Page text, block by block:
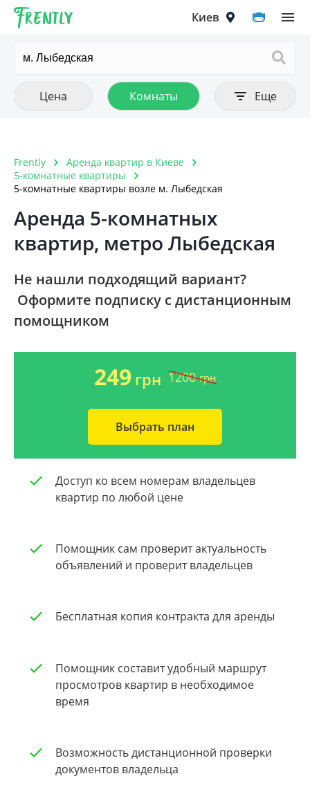
Frently Киев
Выберите город
Киев
Ирпень
Петропавловская Борщаговка
Софиевская Борщаговка
Крюковщина
Чайки
Ворзель
Цена
Цена Очистить все
Цена от
Комнаты
Количество комнат Очистить
1 комнатная
5 комнатная и больше
Еще
Фильтры Очистить все
Тип аренды
Тип постройки
Дореволюционный
Панелька
Хрущовка
Кирпичный старого образца
Дом 1990-1999 года
От 40
Frently
Аренда квартир в Киеве
5-комнатные квартиры
5-комнатные квартиры возле м. Лыбедская
Аренда 5-комнатных
квартир, метро Лыбедская
Не нашли подходящий вариант?
Оформите подписку с дистанционным
помощником
249 грн 1200 грн
Выбрать план
Доступ ко всем номерам владельцев
квартир по любой цене
Помощник сам проверит актуальность
объявлений и проверит владельцев
Бесплатная копия контракта для аренды
Помощник составит удобный маршрут
просмотров квартир в необходимое
время
Возможность дистанционной проверки
документов владельца